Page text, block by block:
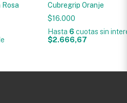
Cubregrip Oranje
$16.000
Hasta 6 cuotas sin
$2.666,67